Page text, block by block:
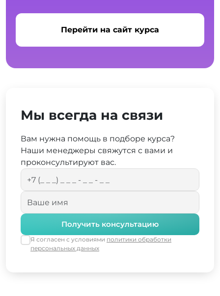
Перейти на сайт курса
Мы всегда на связи
Вам нужна помощь в подборе курса?
Наши менеджеры свяжутся с вами и
проконсультируют вас.
Получить консультацию
Я согласен с условиями политики обработки
персональных данных